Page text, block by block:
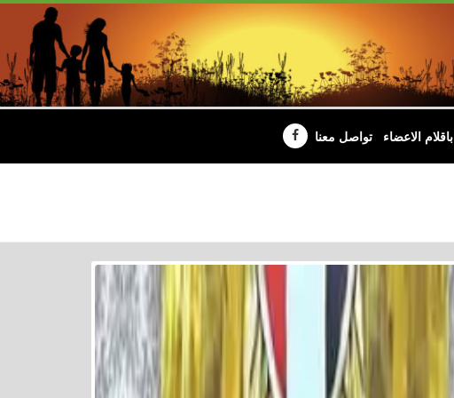
باقلام الاعضاء تواصل معنا